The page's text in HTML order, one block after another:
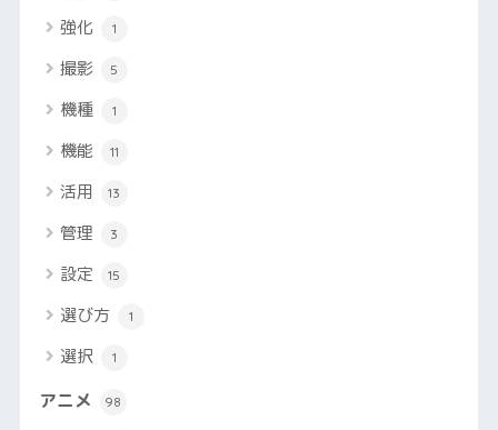
強化 1
撮影 5
機種 1
機能 11
活用 13
管理 3
設定 15
選び方 1
選択 1
アニメ 98